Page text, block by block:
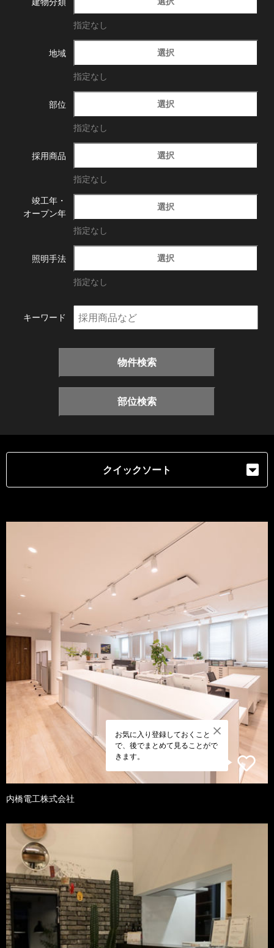
指定なし
地域 選択
指定なし
部位 選択
指定なし
採用商品 選択
指定なし
竣工年・
オープン年
選択
指定なし
照明手法 選択
指定なし
キーワード
物件検索
部位検索
クイックソート
お気に入り登録しておくこと
で、後でまとめて見ることがで
きます。
内橋電工株式会社